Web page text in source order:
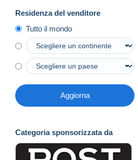
Residenza del venditore
Tutto il mondo
Aggiorna
Categoria sponsorizzata da